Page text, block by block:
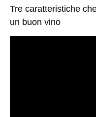
Tre caratteristiche
un buon vino